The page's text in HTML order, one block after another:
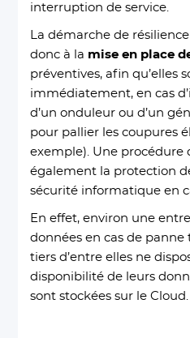
interruption de service.
La démarche de
donc à la mise en place
préventives, afin qu’elles
immédiatement, en cas
d’un onduleur ou d’un
pour pallier les coupures
exemple). Une procédure
également la protection
sécurité informatique en
En effet, environ une
données en cas de
tiers d’entre elles ne
disponibilité de leurs
sont stockées sur le Cloud.